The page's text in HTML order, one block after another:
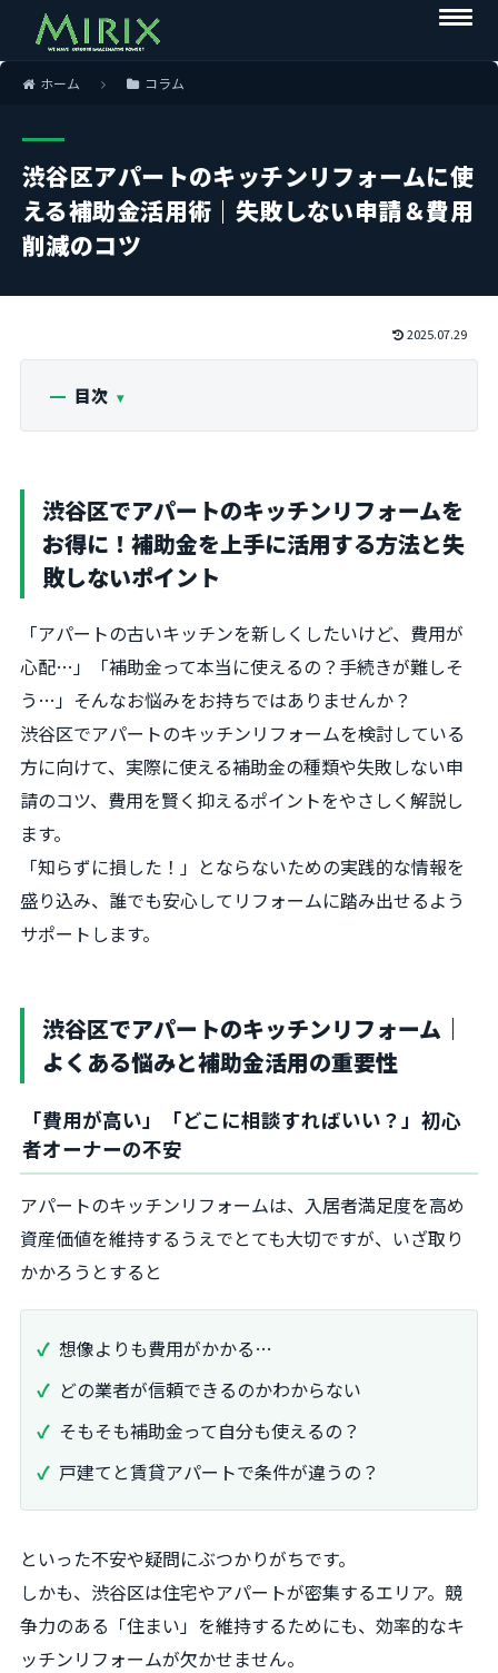
ホーム コラム
渋谷区アパートのキッチンリフォームに使
える補助金活用術｜失敗しない申請＆費用
削減のコツ
2025.07.29
目次
渋谷区でアパートのキッチンリフォームを
お得に！補助金を上手に活用する方法と失
敗しないポイント
「アパートの古いキッチンを新しくしたいけど、費用が
心配…」「補助金って本当に使えるの？手続きが難しそ
う…」そんなお悩みをお持ちではありませんか？
渋谷区でアパートのキッチンリフォームを検討している
方に向けて、実際に使える補助金の種類や失敗しない申
請のコツ、費用を賢く抑えるポイントをやさしく解説し
ます。
「知らずに損した！」とならないための実践的な情報を
盛り込み、誰でも安心してリフォームに踏み出せるよう
サポートします。
渋谷区でアパートのキッチンリフォーム｜
よくある悩みと補助金活用の重要性
「費用が高い」「どこに相談すればいい？」初心
者オーナーの不安
アパートのキッチンリフォームは、入居者満足度を高め
資産価値を維持するうえでとても大切ですが、いざ取り
かかろうとすると
想像よりも費用がかかる…
どの業者が信頼できるのかわからない
そもそも補助金って自分も使えるの？
戸建てと賃貸アパートで条件が違うの？
といった不安や疑問にぶつかりがちです。
しかも、渋谷区は住宅やアパートが密集するエリア。競
争力のある「住まい」を維持するためにも、効率的なキ
ッチンリフォームが欠かせません。